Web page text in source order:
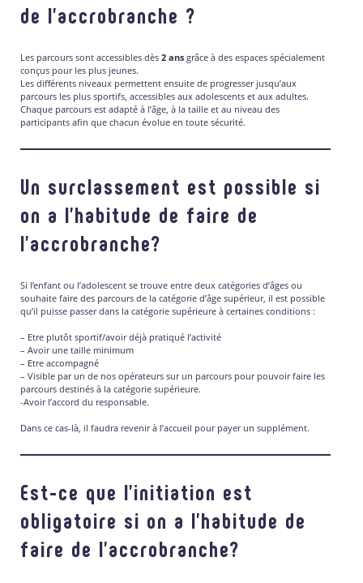
de l’accrobranche ?
Les parcours sont accessibles dès 2 ans grâce à des espaces spécialement
conçus pour les plus jeunes.
Les différents niveaux permettent ensuite de progresser jusqu’aux
parcours les plus sportifs, accessibles aux adolescents et aux adultes.
Chaque parcours est adapté à l’âge, à la taille et au niveau des
participants afin que chacun évolue en toute sécurité.
Un surclassement est possible si
on a l’habitude de faire de
l’accrobranche?
Si l’enfant ou l’adolescent se trouve entre deux catégories d’âges ou
souhaite faire des parcours de la catégorie d’âge supérieur, il est possible
qu’il puisse passer dans la catégorie supérieure à certaines conditions :
– Etre plutôt sportif/avoir déjà pratiqué l’activité
– Avoir une taille minimum
– Etre accompagné
– Visible par un de nos opérateurs sur un parcours pour pouvoir faire les
parcours destinés à la catégorie supérieure.
-Avoir l’accord du responsable.
Dans ce cas-là, il faudra revenir à l’accueil pour payer un supplément.
Est-ce que l’initiation est
obligatoire si on a l’habitude de
faire de l’accrobranche?